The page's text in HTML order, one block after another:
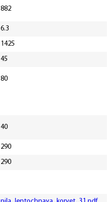
882
6.3
1425
45
80
40
290
290